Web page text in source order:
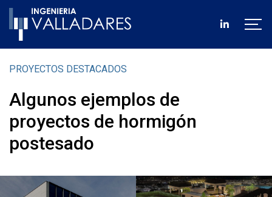
PROYECTOS DESTACADOS
Algunos ejemplos de
proyectos de hormigón
postesado